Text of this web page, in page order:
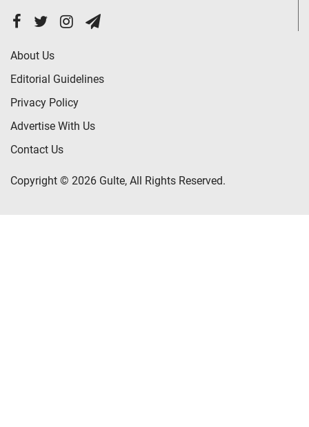
About Us
Editorial Guidelines
Privacy Policy
Advertise With Us
Contact Us
Copyright © 2026 Gulte, All Rights Reserved.